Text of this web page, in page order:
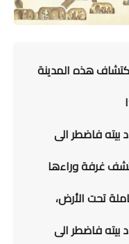
هذه المدينة
بيته فاضطر الى
غرفة وراءها
تحت الأرض،
بيته فاضطر الى